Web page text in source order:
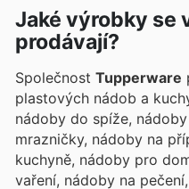
Jaké výrobky se
prodávají?
Společnost Tupperware
plastových nádob a
nádoby do spíže,
mrazničky, nádoby na
kuchyně, nádoby pro
vaření, nádoby na